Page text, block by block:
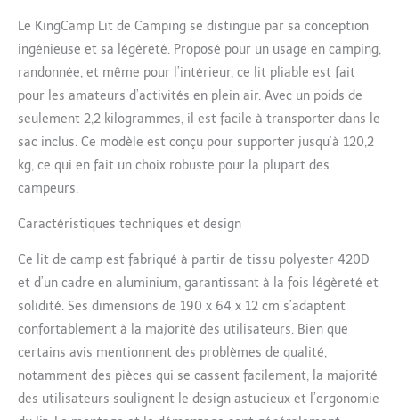
extrêmement facile à
configurer et rapide à
démonter Heavy duty:
aérienne en alliage
d'aluminium tiges et
420d polyester font le lit
durable et fermement,
qui prend en charge
jusqu'à 120 kg Multi
une variété d'activités,
telles que le camping, les
voyages, la randonnée, et
d'autres activités de
plein air, ou comme un
bon repos meubles à la
maison Confortables: la
surface du coussin est
fabriqué en 100%
polyester, ce qui est
confortable, respirant et
Le KingCamp Lit de Camping se distingue par sa conception
ingénieuse et sa légèreté. Proposé pour un usage en camping,
randonnée, et même pour l’intérieur, ce lit pliable est fait
pour les amateurs d’activités en plein air. Avec un poids de
seulement 2,2 kilogrammes, il est facile à transporter dans le
sac inclus. Ce modèle est conçu pour supporter jusqu’à 120,2
kg, ce qui en fait un choix robuste pour la plupart des
campeurs.
Caractéristiques techniques et design
Ce lit de camp est fabriqué à partir de tissu polyester 420D
et d’un cadre en aluminium, garantissant à la fois légèreté et
solidité. Ses dimensions de 190 x 64 x 12 cm s’adaptent
confortablement à la majorité des utilisateurs. Bien que
certains avis mentionnent des problèmes de qualité,
notamment des pièces qui se cassent facilement, la majorité
des utilisateurs soulignent le design astucieux et l’ergonomie